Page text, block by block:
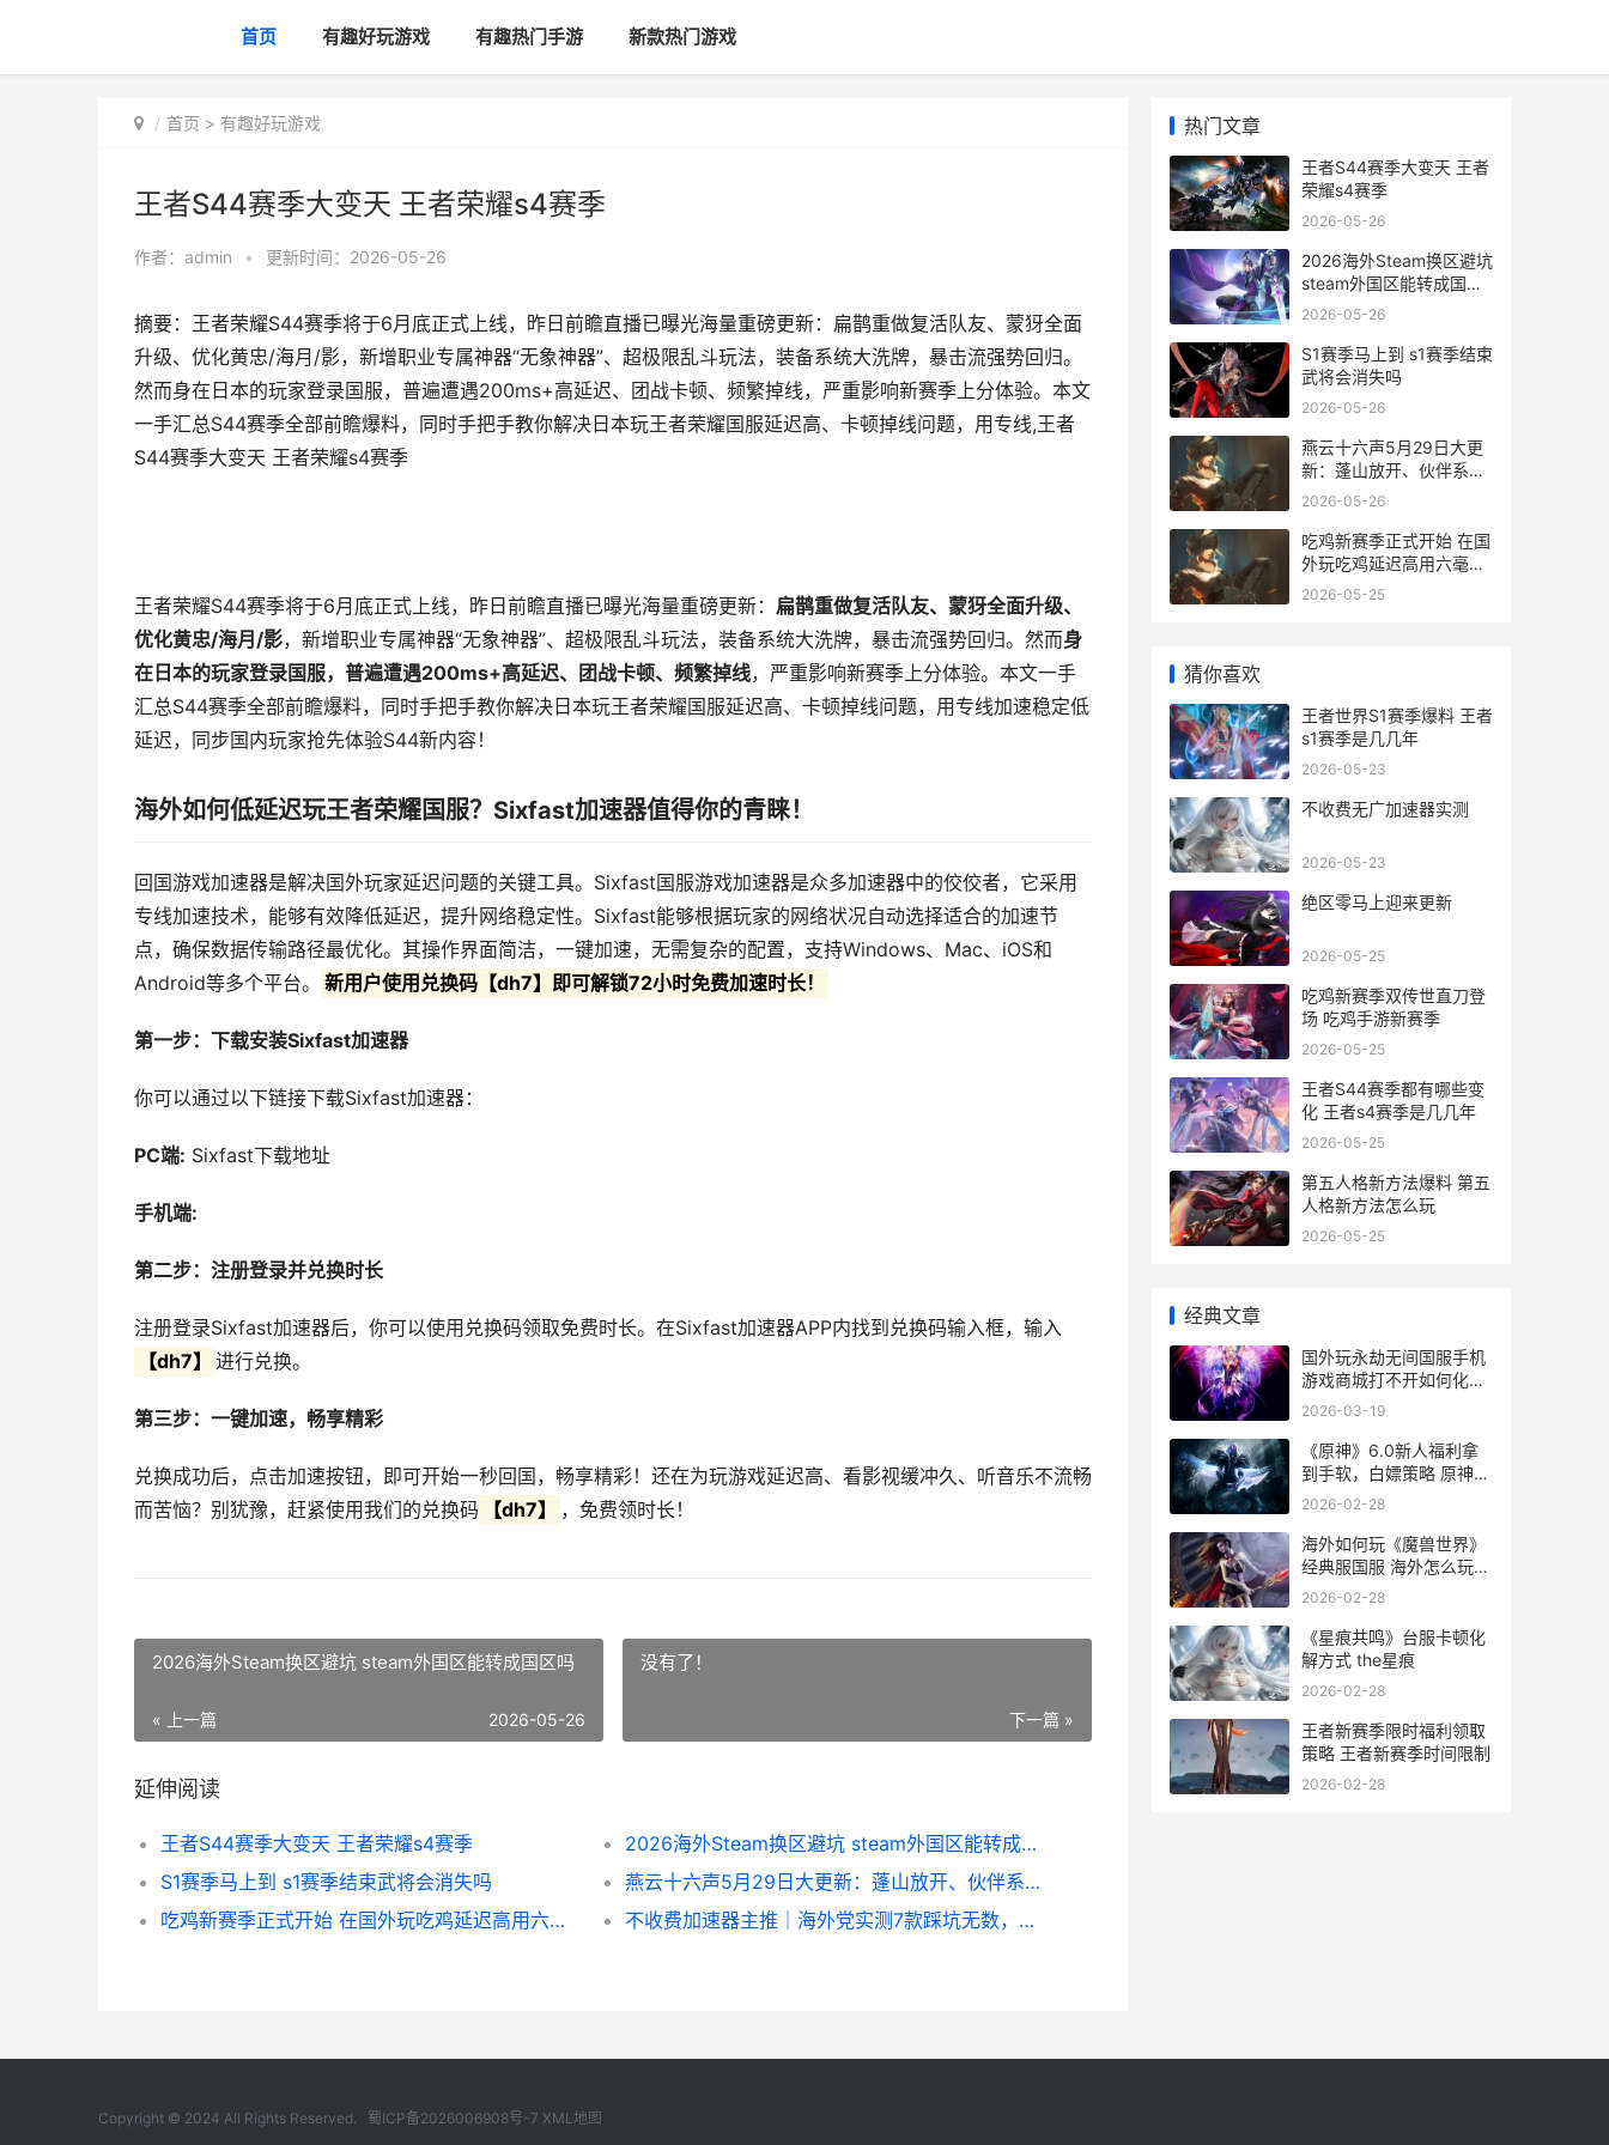
首页 有趣好玩游戏 有趣热门手游 新款热门游戏
首页 > 有趣好玩游戏
王者S44赛季大变天 王者荣耀s4赛季
作者： admin • 更新时间：2026-05-26
摘要：王者荣耀S44赛季将于6月底正式上线，昨日前瞻直播已曝光海量重磅更新：扁鹊重做复活队友、蒙犽全面
升级、优化黄忠/海月/影，新增职业专属神器“无象神器”、超极限乱斗玩法，装备系统大洗牌，暴击流强势回归。
然而身在日本的玩家登录国服，普遍遭遇200ms+高延迟、团战卡顿、频繁掉线，严重影响新赛季上分体验。本文
一手汇总S44赛季全部前瞻爆料，同时手把手教你解决日本玩王者荣耀国服延迟高、卡顿掉线问题，用专线,王者
S44赛季大变天 王者荣耀s4赛季
王者荣耀S44赛季将于6月底正式上线，昨日前瞻直播已曝光海量重磅更新： 扁鹊重做复活队友、蒙犽全面升级、
优化黄忠/海月/影，新增职业专属神器“无象神器”、超极限乱斗玩法，装备系统大洗牌，暴击流强势回归。然而身
在日本的玩家登录国服，普遍遭遇200ms+高延迟、团战卡顿、频繁掉线，严重影响新赛季上分体验。本文一手
汇总S44赛季全部前瞻爆料，同时手把手教你解决日本玩王者荣耀国服延迟高、卡顿掉线问题，用专线加速稳定低
延迟，同步国内玩家抢先体验S44新内容！
海外如何低延迟玩王者荣耀国服？Sixfast加速器值得你的青睐！
回国游戏加速器是解决国外玩家延迟问题的关键工具。Sixfast国服游戏加速器是众多加速器中的佼佼者，它采用
专线加速技术，能够有效降低延迟，提升网络稳定性。Sixfast能够根据玩家的网络状况自动选择适合的加速节
点，确保数据传输路径最优化。其操作界面简洁，一键加速，无需复杂的配置，支持Windows、Mac、iOS和
Android等多个平台。
新用户使用兑换码【dh7】即可解锁72小时免费加速时长！
第一步：下载安装Sixfast加速器
你可以通过以下链接下载Sixfast加速器：
PC端: Sixfast下载地址
手机端:
第二步：注册登录并兑换时长
注册登录Sixfast加速器后，你可以使用兑换码领取免费时长。在Sixfast加速器APP内找到兑换码输入框，输入
【dh7】
进行兑换。
第三步：一键加速，畅享精彩
兑换成功后，点击加速按钮，即可开始一秒回国，畅享精彩！还在为玩游戏延迟高、看影视缓冲久、听音乐不流畅
而苦恼？别犹豫，赶紧使用我们的兑换码
【dh7】 ，免费领时长！
2026海外Steam换区避坑 steam外国区能转成国区吗
« 上一篇 2026-05-26
没有了！
下一篇 »
延伸阅读
王者S44赛季大变天 王者荣耀s4赛季
2026海外Steam换区避坑 steam外国区能转成国区吗
S1赛季马上到 s1赛季结束武将会消失吗
燕云十六声5月29日大更新：蓬山放开、伙伴系统上线 燕云十六声5月29日
吃鸡新赛季正式开始 在国外玩吃鸡延迟高用六毫秒加速器来化解 吃鸡新赛季开始时间
不收费加速器主推｜海外党实测7款踩坑无数，唯一留下的是Sixfast
热门文章
王者S44赛季大变天 王者
荣耀s4赛季
2026-05-26
2026海外Steam换区避坑
steam外国区能转成国区
吗
2026-05-26
S1赛季马上到 s1赛季结束
武将会消失吗
2026-05-26
燕云十六声5月29日大更
新：蓬山放开、伙伴系统
上线 燕云十六声5月29日
2026-05-26
吃鸡新赛季正式开始 在国
外玩吃鸡延迟高用六毫秒
加速器来化解 吃鸡新赛季
2026-05-25
猜你喜欢
王者世界S1赛季爆料 王者
s1赛季是几几年
2026-05-23
不收费无广加速器实测
2026-05-23
绝区零马上迎来更新
2026-05-25
吃鸡新赛季双传世直刀登
场 吃鸡手游新赛季
2026-05-25
王者S44赛季都有哪些变
化 王者s4赛季是几几年
2026-05-25
第五人格新方法爆料 第五
人格新方法怎么玩
2026-05-25
经典文章
国外玩永劫无间国服手机
游戏商城打不开如何化解
在国外玩永劫无间会卡吗
2026-03-19
《原神》6.0新人福利拿
到手软，白嫖策略 原神新
人物1.6
2026-02-28
海外如何玩《魔兽世界》
经典服国服 海外怎么玩国
服
2026-02-28
《星痕共鸣》台服卡顿化
解方式 the星痕
2026-02-28
王者新赛季限时福利领取
策略 王者新赛季时间限制
2026-02-28
Copyright © 2024 All Rights Reserved. 蜀ICP备2026006908号-7 XML地图